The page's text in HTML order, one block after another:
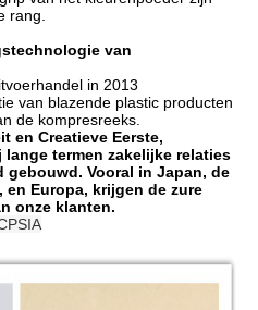
rang.
van
in 2013
van blazende plastic producten
de kompresreeks.
en Creatieve Eerste,
termen zakelijke relaties
gebouwd. Vooral in Japan, de
en Europa, krijgen de zure
onze klanten.